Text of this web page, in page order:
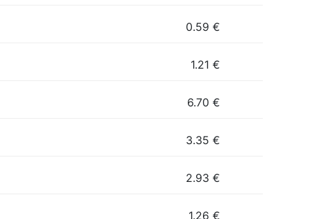
0.59 €
1.21 €
6.70 €
3.35 €
2.93 €
1.26 €